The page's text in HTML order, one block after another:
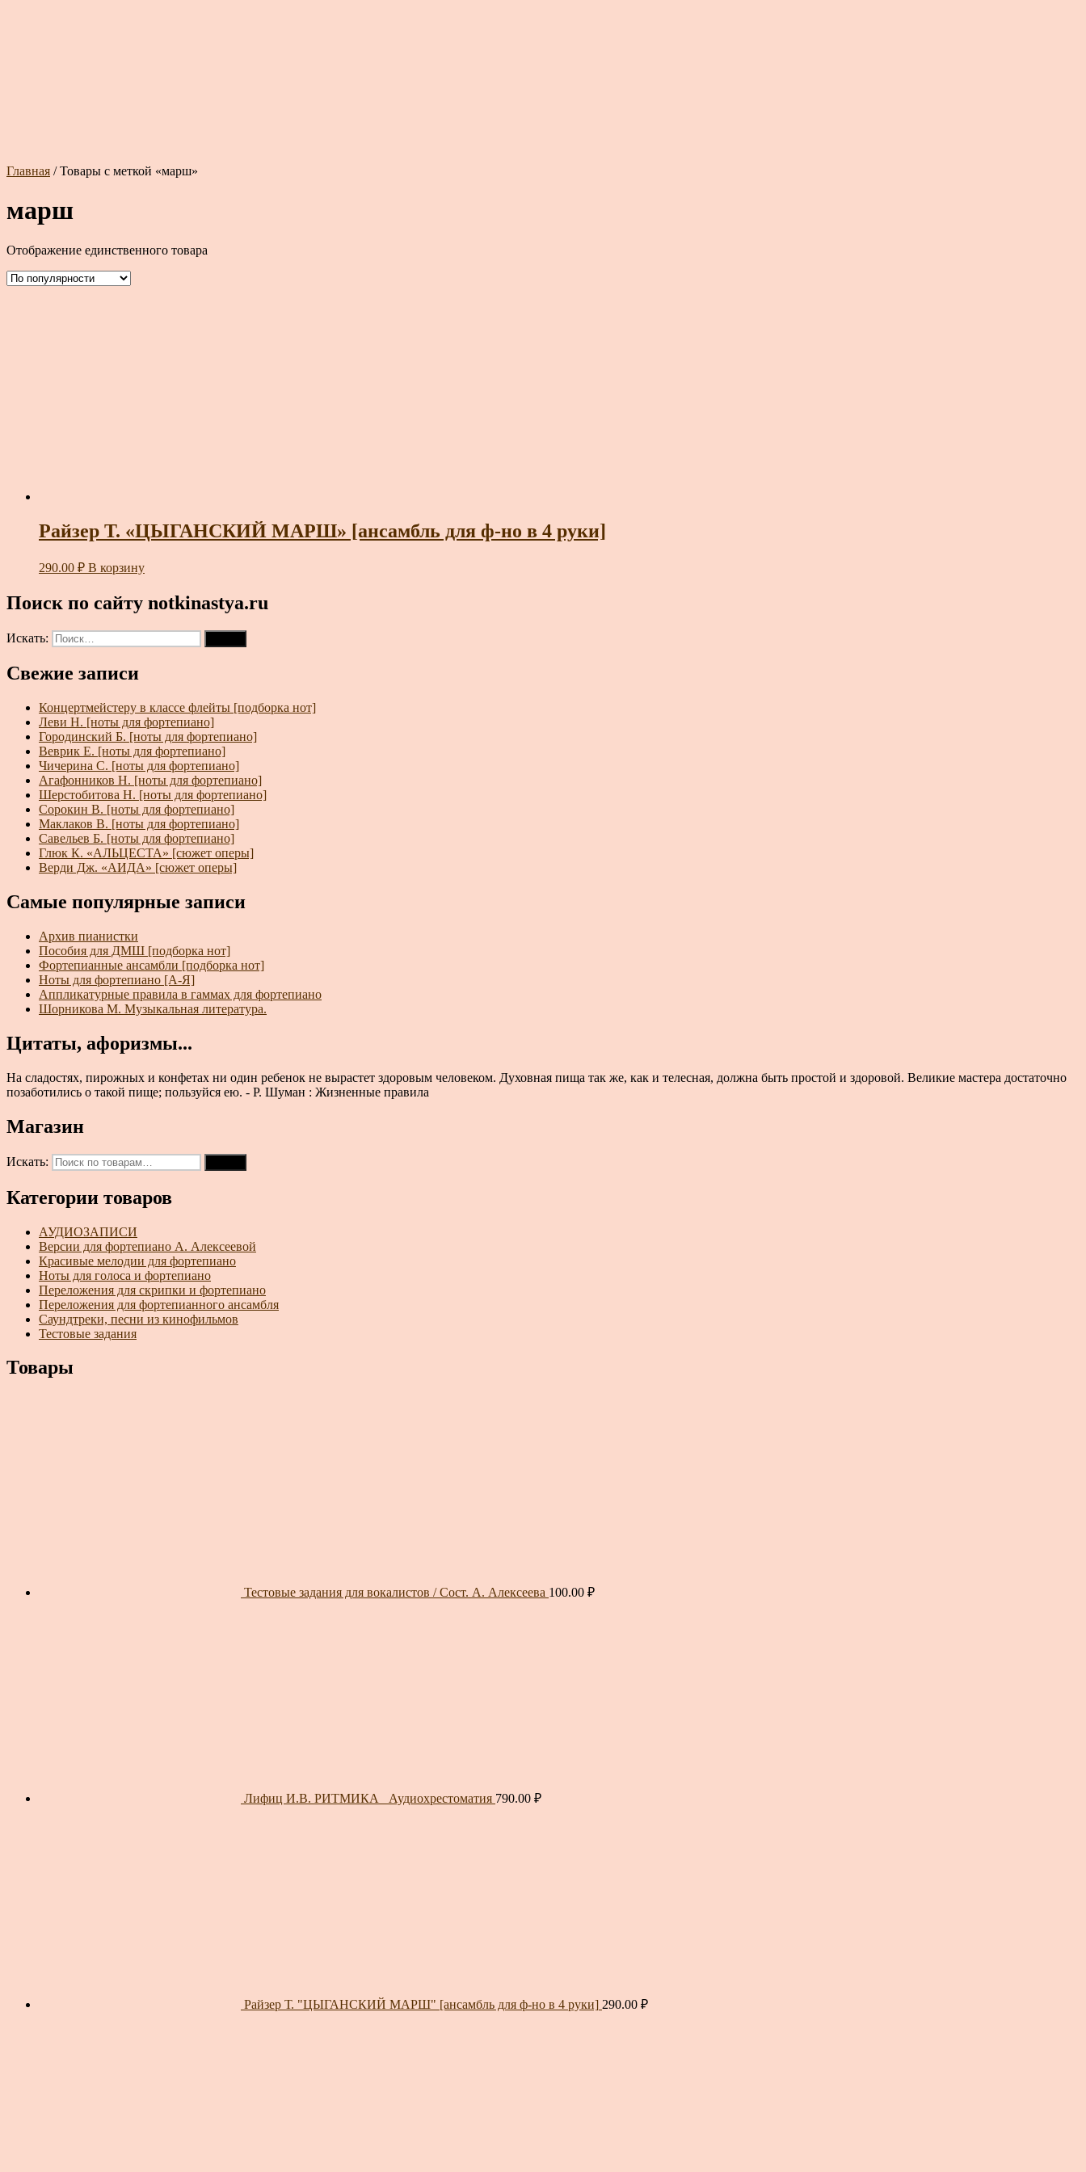
Главная / Товары с меткой «марш»
марш
Отображение единственного товара
Райзер Т. «ЦЫГАНСКИЙ МАРШ» [ансамбль для ф-но в 4 руки]
290.00 ₽ В корзину
Поиск по сайту notkinastya.ru
Искать:
Свежие записи
Концертмейстеру в классе флейты [подборка нот]
Леви Н. [ноты для фортепиано]
Городинский Б. [ноты для фортепиано]
Веврик Е. [ноты для фортепиано]
Чичерина С. [ноты для фортепиано]
Агафонников Н. [ноты для фортепиано]
Шерстобитова Н. [ноты для фортепиано]
Сорокин В. [ноты для фортепиано]
Маклаков В. [ноты для фортепиано]
Савельев Б. [ноты для фортепиано]
Глюк К. «АЛЬЦЕСТА» [сюжет оперы]
Верди Дж. «АИДА» [сюжет оперы]
Самые популярные записи
Архив пианистки
Пособия для ДМШ [подборка нот]
Фортепианные ансамбли [подборка нот]
Ноты для фортепиано [А-Я]
Аппликатурные правила в гаммах для фортепиано
Шорникова М. Музыкальная литература.
Цитаты, афоризмы...
На сладостях, пирожных и конфетах ни один ребенок не вырастет здоровым человеком. Духовная пища так же, как и телесная, должна быть простой и здоровой. Великие мастера достаточно
позаботились о такой пище; пользуйся ею. - Р. Шуман : Жизненные правила
Магазин
Искать:
Категории товаров
АУДИОЗАПИСИ
Версии для фортепиано А. Алексеевой
Красивые мелодии для фортепиано
Ноты для голоса и фортепиано
Переложения для скрипки и фортепиано
Переложения для фортепианного ансамбля
Саундтреки, песни из кинофильмов
Тестовые задания
Товары
Тестовые задания для вокалистов / Сост. А. Алексеева 100.00 ₽
Лифиц И.В. РИТМИКА_ Аудиохрестоматия 790.00 ₽
Райзер Т. "ЦЫГАНСКИЙ МАРШ" [ансамбль для ф-но в 4 руки] 290.00 ₽